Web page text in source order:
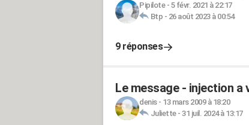
Pipilote- 5 févr. 2021 à 22:17
Btp - 26 août 2023 à 00:54
9 réponses
Le message - injection
denis- 13 mars 2009 à 18:20
Juliette- 31 juil. 2024 à 13:17